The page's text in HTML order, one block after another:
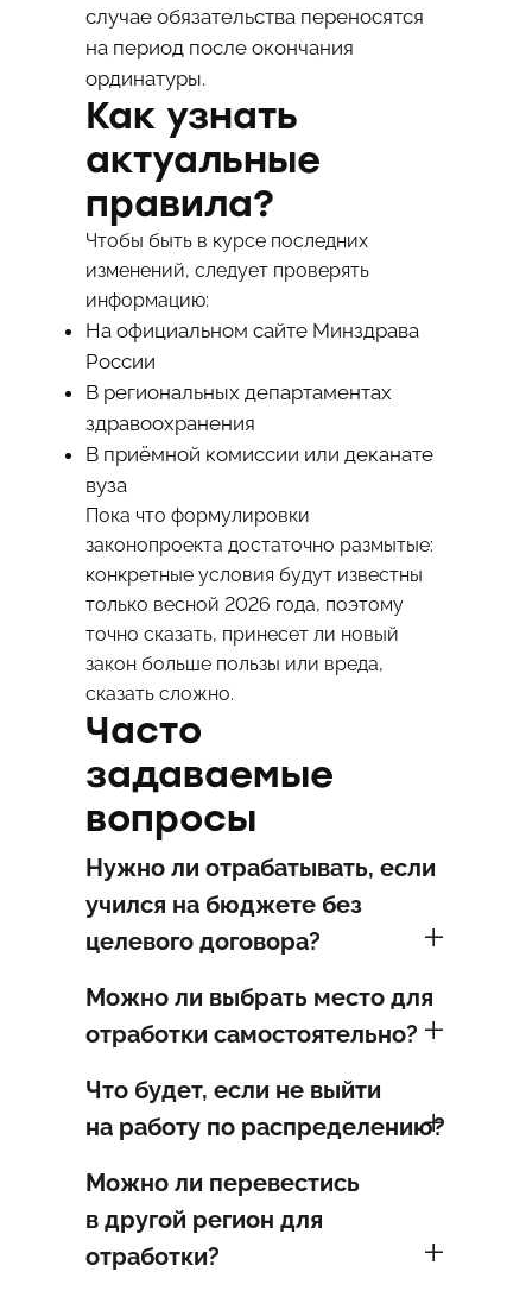
случае обязательства переносятся
на период после окончания
ординатуры.
Как узнать
актуальные
правила?
Чтобы быть в курсе последних
изменений, следует проверять
информацию:
На официальном сайте Минздрава
России
В региональных департаментах
здравоохранения
В приёмной комиссии или деканате
вуза
Пока что формулировки
законопроекта достаточно размытые:
конкретные условия будут известны
только весной 2026 года, поэтому
точно сказать, принесет ли новый
закон больше пользы или вреда,
сказать сложно.
Часто
задаваемые
вопросы
Нужно ли отрабатывать, если
учился на бюджете без
целевого договора?
Можно ли выбрать место для
отработки самостоятельно?
Что будет, если не выйти
на работу по распределению?
Можно ли перевестись
в другой регион для
отработки?